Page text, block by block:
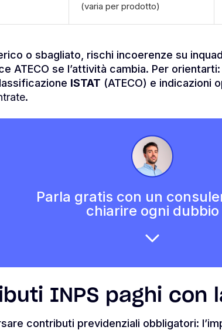
(varia per prodotto)
o sbagliato, rischi incoerenze su
ATECO se l’attività cambia. Per orientarti:
ISTAT (ATECO) e indicazioni
.
Parla gratis con un
chiarire ogni dubbio
INPS paghi con
contributi previdenziali obbligatori: